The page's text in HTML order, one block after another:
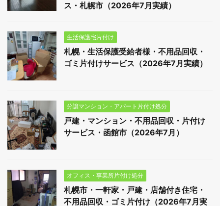
ス・札幌市（2026年7月実績）
生活保護宅片付け
札幌・生活保護受給者様・不用品回収・
ゴミ片付けサービス（2026年7月実績）
分譲マンション・アパート片付け処分
戸建・マンション・不用品回収・片付け
サービス・函館市（2026年7月）
オフィス・事業所片付け処分
札幌市・一軒家・戸建・店舗付き住宅・
不用品回収・ゴミ片付け（2026年7月実